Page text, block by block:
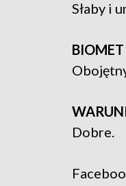
Słaby i
BIOMET
Dobre.